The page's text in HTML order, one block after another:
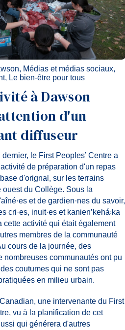
, Médias et médias sociaux,
, Le bien-être pour tous
à Dawson
d'un
diffuseur
dernier, le First Peoples’ Centre a
de préparation d'un repas
d'orignal, sur les terrains
ouest du Collège. Sous la
et de gardien·nes du savoir,
cri·es, inuit·es et kanienʼkehá꞉ka
cette activité qui était également
membres de la communauté
cours de la journée, des
nombreuses communautés ont pu
coutumes qui ne sont pas
en milieu urbain.
une intervenante du First
vu à la planification de cet
qui générera d'autres